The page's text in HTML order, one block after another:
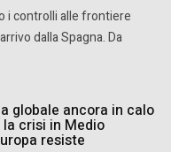
i controlli alle frontiere
dalla Spagna. Da
globale ancora in calo
la crisi in Medio
resiste